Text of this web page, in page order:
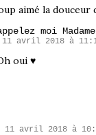
aimé la
moi Madame
11 avril 2018 à
oui ♥
11 avril 2018 à